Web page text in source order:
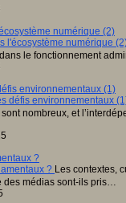
numérique (2)
le fonctionnement
environnementaux (1)
nombreux, et
?
Les contextes,
des médias sont-ils pris…